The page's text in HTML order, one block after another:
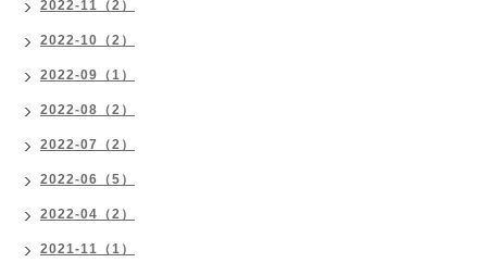
2022-11（2）
2022-10（2）
2022-09（1）
2022-08（2）
2022-07（2）
2022-06（5）
2022-04（2）
2021-11（1）